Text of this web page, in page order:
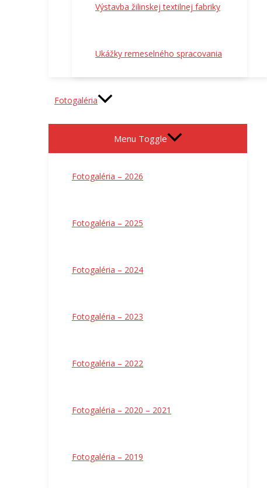
Výstavba žilinskej textilnej fabriky
Ukážky remeselného spracovania
Fotogaléria
Menu Toggle
Fotogaléria – 2026
Fotogaléria – 2025
Fotogaléria – 2024
Fotogaléria – 2023
Fotogaléria – 2022
Fotogaléria – 2020 – 2021
Fotogaléria – 2019